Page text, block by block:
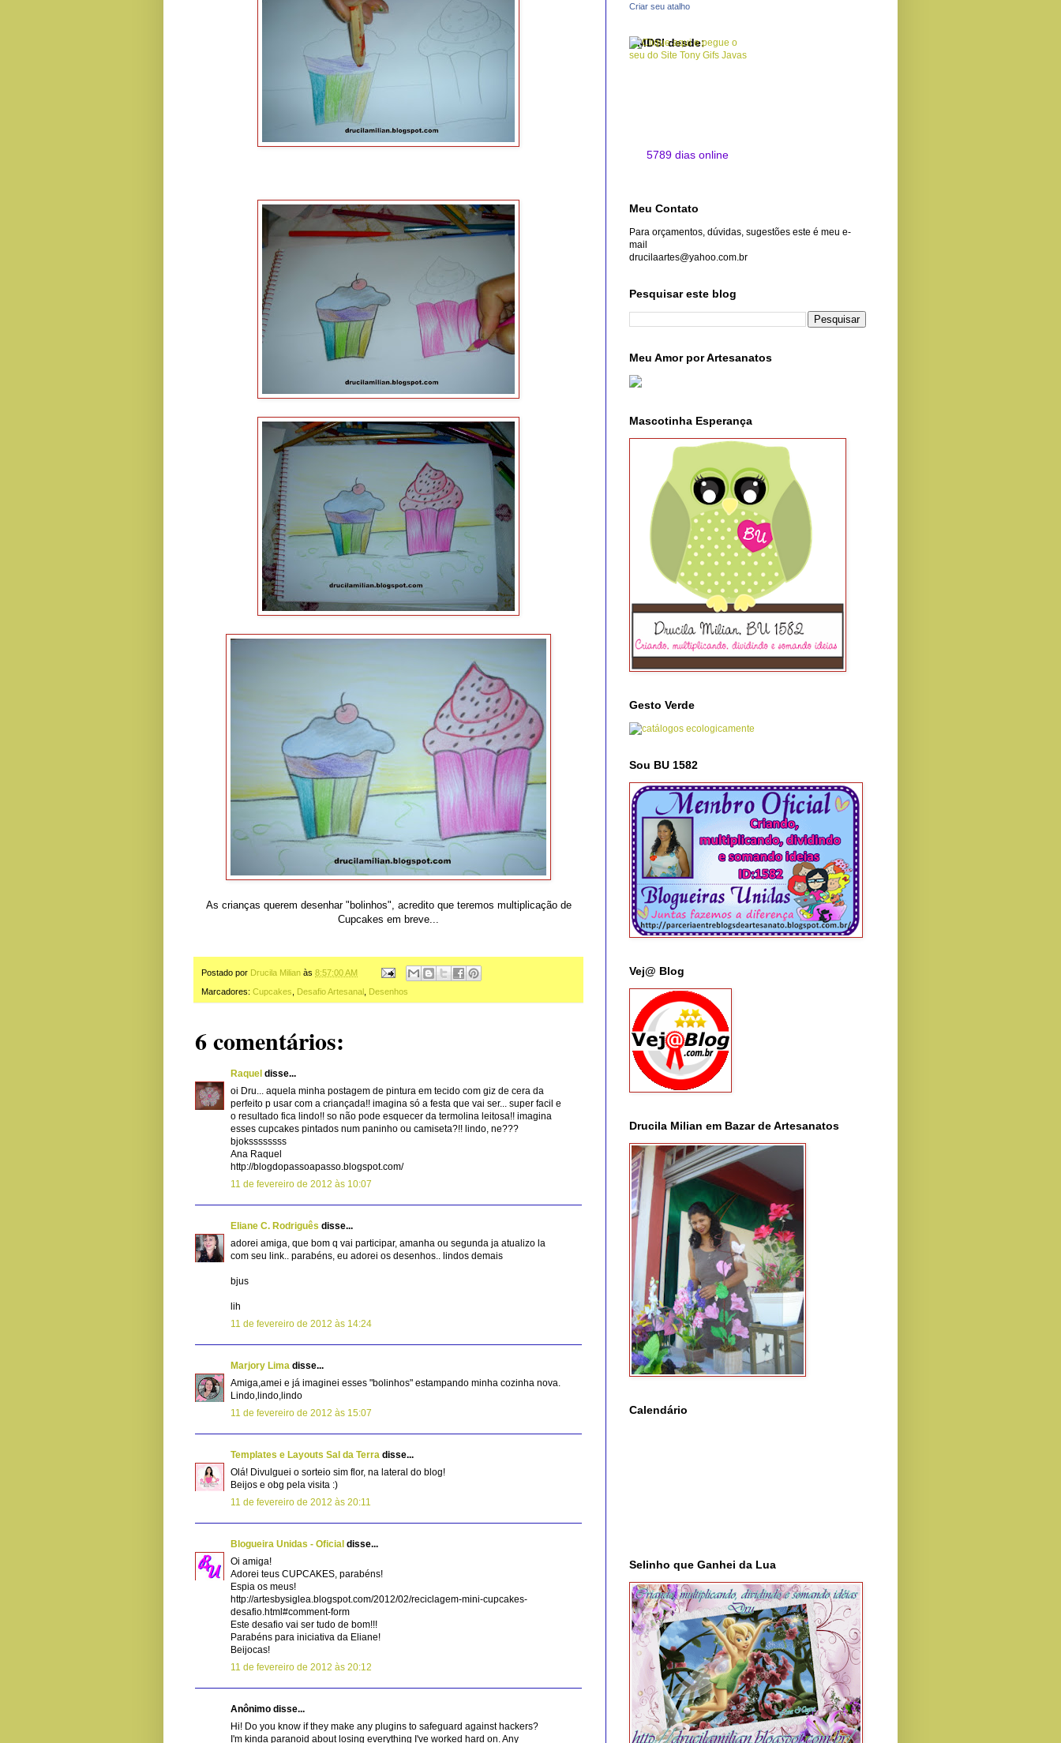
As crianças querem desenhar "bolinhos", acredito que teremos multiplicação de
Cupcakes em breve...
Postado por Drucila Milian às 8:57:00 AM
Marcadores: Cupcakes Desafio Artesanal Desenhos
6 comentários:
Raquel disse...
oi Dru... aquela minha postagem de pintura em tecido com giz de cera da
perfeito p usar com a criançada!! imagina só a festa que vai ser... super facil e
o resultado fica lindo!! so não pode esquecer da termolina leitosa!! imagina
esses cupcakes pintados num paninho ou camiseta?!! lindo, ne???
bjokssssssss
Ana Raquel
http://blogdopassoapasso.blogspot.com/
11 de fevereiro de 2012 às 10:07
Eliane C. Rodriguês disse...
adorei amiga, que bom q vai participar, amanha ou segunda ja atualizo la
com seu link.. parabéns, eu adorei os desenhos.. lindos demais
bjus
lih
11 de fevereiro de 2012 às 14:24
Marjory Lima disse...
Amiga,amei e já imaginei esses "bolinhos" estampando minha cozinha nova.
Lindo,lindo,lindo
11 de fevereiro de 2012 às 15:07
Templates e Layouts Sal da Terra disse...
Olá! Divulguei o sorteio sim flor, na lateral do blog!
Beijos e obg pela visita :)
11 de fevereiro de 2012 às 20:11
Blogueira Unidas - Oficial disse...
Oi amiga!
Adorei teus CUPCAKES, parabéns!
Espia os meus!
http://artesbysiglea.blogspot.com/2012/02/reciclagem-mini-cupcakes-
desafio.html#comment-form
Este desafio vai ser tudo de bom!!!
Parabéns para iniciativa da Eliane!
Beijocas!
11 de fevereiro de 2012 às 20:12
Anônimo disse...
Hi! Do you know if they make any plugins to safeguard against hackers?
I'm kinda paranoid about losing everything I've worked hard on. Any
Criar seu atalho
CMDSI desde:
5789 dias online
Meu Contato
Para orçamentos, dúvidas, sugestões este é meu e-
mail
drucilaartes@yahoo.com.br
Pesquisar este blog
Meu Amor por Artesanatos
Mascotinha Esperança
Gesto Verde
Sou BU 1582
Vej@ Blog
Drucila Milian em Bazar de Artesanatos
Calendário
Selinho que Ganhei da Lua